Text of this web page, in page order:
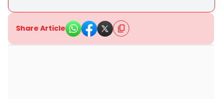
Share Article